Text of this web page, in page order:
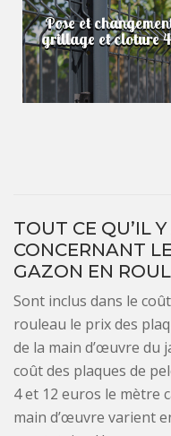
Pose et
grillage et cloture
TOUT CE QU’IL
CONCERNANT
GAZON EN
Sont inclus dans le
rouleau le prix des
de la main d’œuvre du
coût des plaques de
4 et 12 euros le mètre
main d’œuvre varient